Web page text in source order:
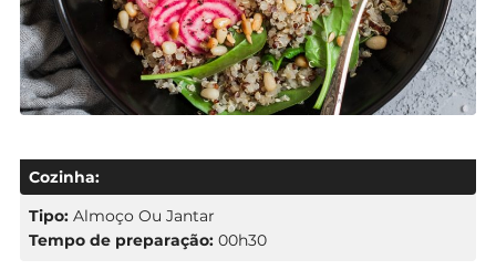
Cozinha:
Tipo: Almoço Ou Jantar
Tempo de preparação: 00h30